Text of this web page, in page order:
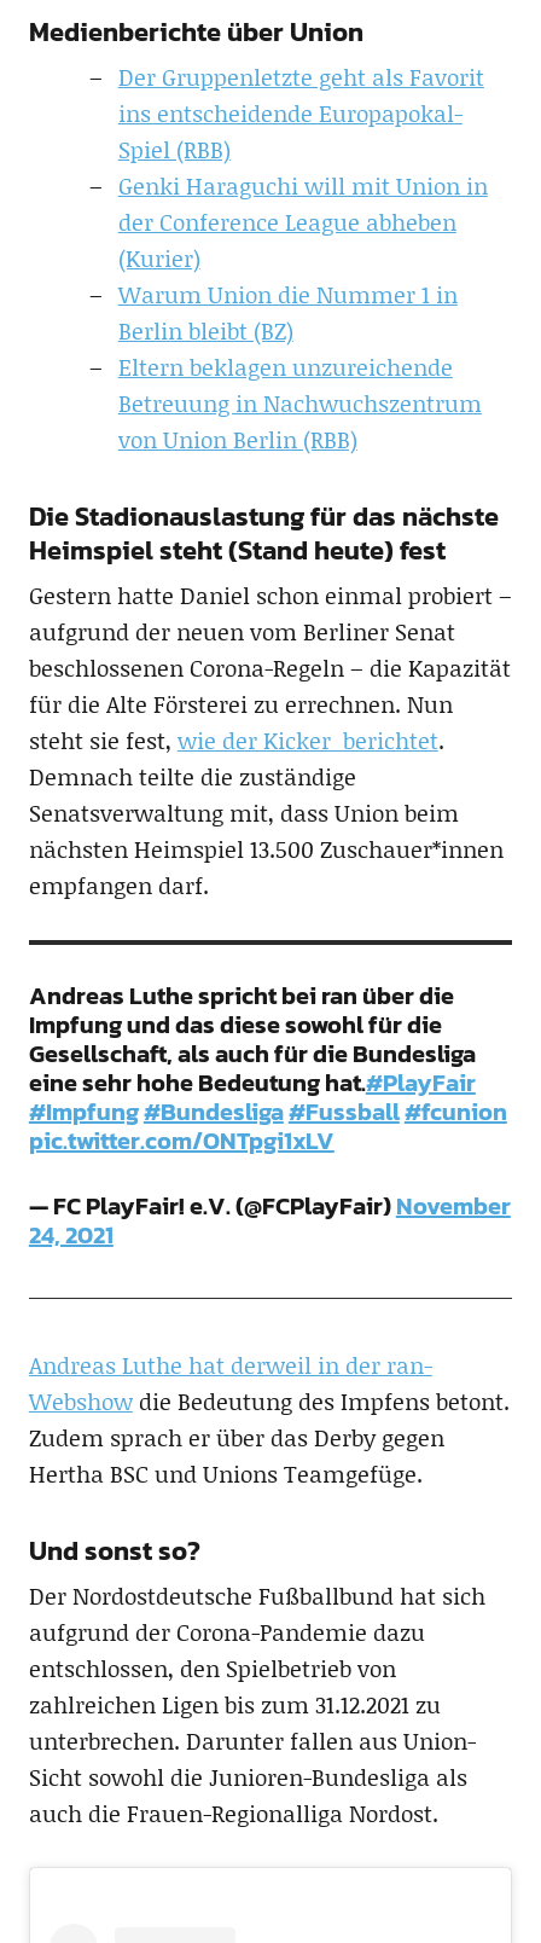
Medienberichte über Union
Der Gruppenletzte geht als Favorit
ins entscheidende Europapokal-
Spiel (RBB)
Genki Haraguchi will mit Union in
der Conference League abheben
(Kurier)
Warum Union die Nummer 1 in
Berlin bleibt (BZ)
Eltern beklagen unzureichende
Betreuung in Nachwuchszentrum
von Union Berlin (RBB)
Die Stadionauslastung für das nächste
Heimspiel steht (Stand heute) fest
Gestern hatte Daniel schon einmal probiert –
aufgrund der neuen vom Berliner Senat
beschlossenen Corona-Regeln – die Kapazität
für die Alte Försterei zu errechnen. Nun
steht sie fest, wie der Kicker berichtet.
Demnach teilte die zuständige
Senatsverwaltung mit, dass Union beim
nächsten Heimspiel 13.500 Zuschauer*innen
empfangen darf.
Andreas Luthe spricht bei ran über die
Impfung und das diese sowohl für die
Gesellschaft, als auch für die Bundesliga
eine sehr hohe Bedeutung hat.#PlayFair
#Impfung#Bundesliga#Fussball#fcunion
pic.twitter.com/ONTpgi1xLV
— FC PlayFair! e.V. (@FCPlayFair)November
24, 2021
Andreas Luthe hat derweil in der ran-
Webshowdie Bedeutung des Impfens betont.
Zudem sprach er über das Derby gegen
Hertha BSC und Unions Teamgefüge.
Und sonst so?
Der Nordostdeutsche Fußballbund hat sich
aufgrund der Corona-Pandemie dazu
entschlossen, den Spielbetrieb von
zahlreichen Ligen bis zum 31.12.2021 zu
unterbrechen. Darunter fallen aus Union-
Sicht sowohl die Junioren-Bundesliga als
auch die Frauen-Regionalliga Nordost.